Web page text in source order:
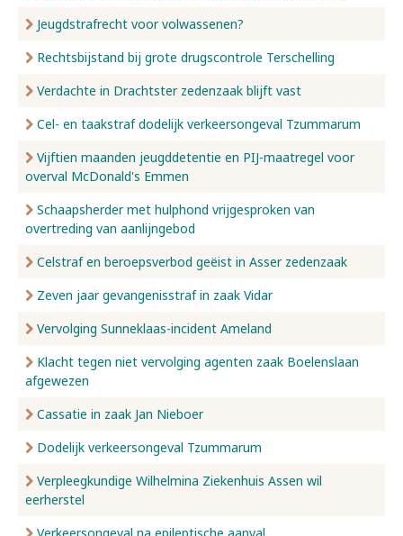
Jeugdstrafrecht voor volwassenen?
Rechtsbijstand bij grote drugscontrole Terschelling
Verdachte in Drachtster zedenzaak blijft vast
Cel- en taakstraf dodelijk verkeersongeval Tzummarum
Vijftien maanden jeugddetentie en PIJ-maatregel voor
overval McDonald's Emmen
Schaapsherder met hulphond vrijgesproken van
overtreding van aanlijngebod
Celstraf en beroepsverbod geëist in Asser zedenzaak
Zeven jaar gevangenisstraf in zaak Vidar
Vervolging Sunneklaas-incident Ameland
Klacht tegen niet vervolging agenten zaak Boelenslaan
afgewezen
Cassatie in zaak Jan Nieboer
Dodelijk verkeersongeval Tzummarum
Verpleegkundige Wilhelmina Ziekenhuis Assen wil
eerherstel